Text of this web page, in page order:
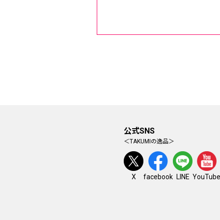
公式SNS
＜TAKUMIの逸品＞
X facebook LINE YouTube